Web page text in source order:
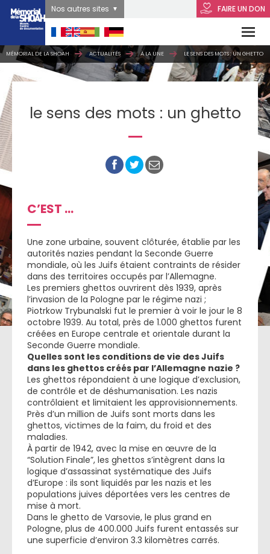
FAIRE UN DON
Nos autres sites
MÉMORIAL DE LA SHOAH ACTUALITÉS À LA UNE LE SENS DES MOTS : UN GHETTO
le sens des mots : un ghetto
C’EST …
Une zone urbaine, souvent clôturée, établie par les
autorités nazies pendant la Seconde Guerre
mondiale, où les Juifs étaient contraints de résider
dans des territoires occupés par l’Allemagne.
Les premiers ghettos ouvrirent dès 1939, après
l’invasion de la Pologne par le régime nazi ;
Piotrkow Trybunalski fut le premier à voir le jour le 8
octobre 1939. Au total, près de 1.000 ghettos furent
créées en Europe centrale et orientale durant la
Seconde Guerre mondiale.
Quelles sont les conditions de vie des Juifs
dans les ghettos créés par l’Allemagne nazie ?
Les ghettos répondaient à une logique d’exclusion,
de contrôle et de déshumanisation. Les nazis
contrôlaient et limitaient les approvisionnements.
Près d’un million de Juifs sont morts dans les
ghettos, victimes de la faim, du froid et des
maladies.
À partir de 1942, avec la mise en œuvre de la
“Solution Finale”, les ghettos s’intègrent dans la
logique d’assassinat systématique des Juifs
d’Europe : ils sont liquidés par les nazis et les
populations juives déportées vers les centres de
mise à mort.
Dans le ghetto de Varsovie, le plus grand en
Pologne, plus de 400.000 Juifs furent entassés sur
une superficie d’environ 3.3 kilomètres carrés.